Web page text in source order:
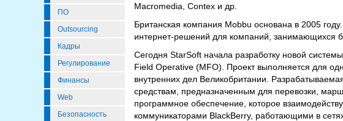
ПО
Outsourcing
Кадры
Регулирование
Финансы
Web
Безопасность
Macromedia, Contex и др.
Британская компания Mobbu основана в 2005
интернет-решений для компаний, занимающихся
Сегодня StarSoft начала разработку новой
Field Operative (MFO). Проект выполняется для
внутренних дел Великобритании.
средствам, предназначенным для перевозки,
программное обеспечение, которое
коммуникаторами BlackBerry, работающими в